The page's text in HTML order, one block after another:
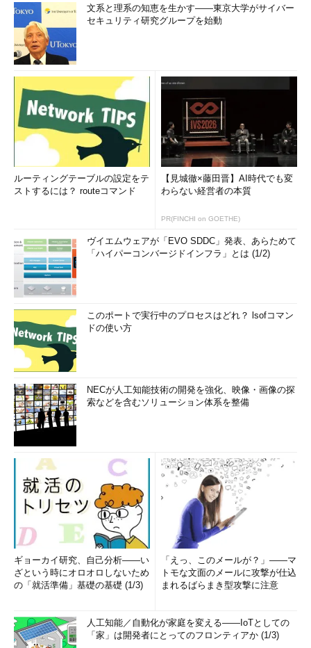
文系と理系の知恵を生かす――東京大学がサイバー
セキュリティ研究グループを始動
ルーティングテーブルの設定をテ
ストするには？ routeコマンド
【見城徹×藤田晋】AI時代でも変
わらない経営者の本質
PR(FINCHI on GOETHE)
ヴイエムウェアが「EVO SDDC」発表、あらためて
「ハイパーコンバージドインフラ」とは (1/2)
このポートで実行中のプロセスはどれ？ lsofコマン
ドの使い方
NECが人工知能技術の開発を強化、映像・画像の探
索などを含むソリューション体系を整備
ギョーカイ研究、自己分析――い
ざという時にオロオロしないため
の「就活準備」基礎の基礎 (1/3)
「えっ、このメールが？」――マ
トモな文面のメールに攻撃が仕込
まれるばらまき型攻撃に注意
人工知能／自動化が家庭を変える――IoTとしての
「家」は開発者にとってのフロンティアか (1/3)